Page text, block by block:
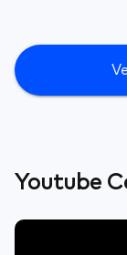
Youtube